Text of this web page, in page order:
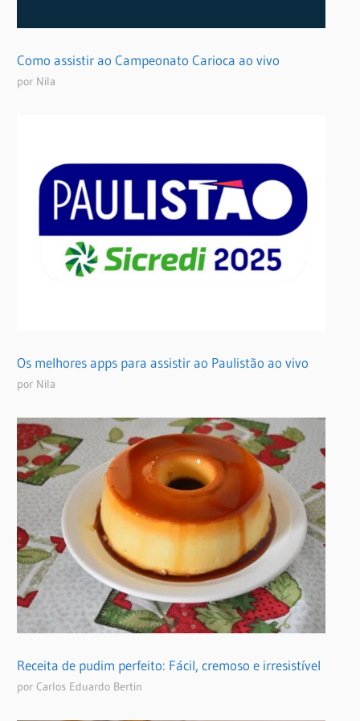
Como assistir ao Campeonato Carioca ao vivo
por Nila
Os melhores apps para assistir ao Paulistão ao vivo
por Nila
Receita de pudim perfeito: Fácil, cremoso e irresistível
por Carlos Eduardo Bertin